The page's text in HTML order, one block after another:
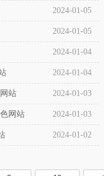
2024-01-05
2024-01-05
2024-01-04
2024-01-04
站 2024-01-03
网站 2024-01-03
2024-01-02